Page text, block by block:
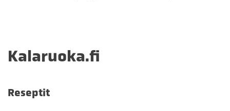
Kalaruoka.fi
Reseptit